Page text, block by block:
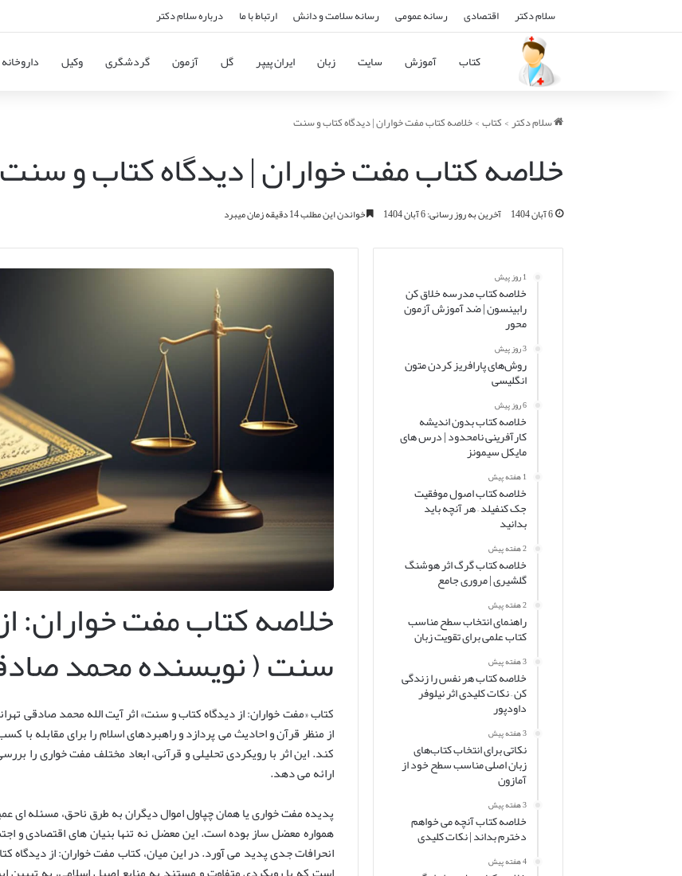
سلام دکتر اقتصادی رسانه عمومی رسانه سلامت و دانش ارتباط با ما درباره سلام دکتر
کتاب آموزش سایت زبان ایران پیپر گل آزمون گردشگری وکیل داروخانه
سلام دکتر>کتاب>خلاصه کتاب مفت خواران | دیدگاه کتاب و سنت
خلاصه کتاب مفت خواران | دیدگاه کتاب و سنت
6 آبان 1404 آخرین به روز رسانی: 6 آبان 1404 خواندن این مطلب 14 دقیقه زمان میبرد
خلاصه کتاب مفت خواران:
سنت ( نویسنده محمد
کتاب «مفت خواران: از دیدگاه کتاب و سنت» اثر آیت الله محمد صادقی
از منظر قرآن و احادیث می پردازد و راهبردهای اسلام را برای مقابله
کند. این اثر با رویکردی تحلیلی و قرآنی، ابعاد مختلف مفت خواری را
ارائه می دهد.
پدیده مفت خواری یا همان چپاول اموال دیگران به طرق ناحق، مسئله ای
همواره معضل ساز بوده است. این معضل نه تنها بنیان های اقتصادی و
انحرافات جدی پدید می آورد. در این میان، کتاب مفت خواران: از
1 روز پیش
خلاصه کتاب مدرسه خلاق کن
رابینسون | ضد آموزش آزمون
محور
3 روز پیش
روش‌های پارافریز کردن متون
انگلیسی
6 روز پیش
خلاصه کتاب بدون اندیشه
کارآفرینی نامحدود | درس های
مایکل سیمونز
1 هفته پیش
خلاصه کتاب اصول موفقیت
جک کنفیلد – هر آنچه باید
بدانید
2 هفته پیش
خلاصه کتاب گرگ اثر هوشنگ
گلشیری | مروری جامع
2 هفته پیش
راهنمای انتخاب سطح مناسب
کتاب علمی برای تقویت زبان
3 هفته پیش
خلاصه کتاب هر نفس را زندگی
کن – نکات کلیدی اثر نیلوفر
داودپور
3 هفته پیش
نکاتی برای انتخاب کتاب‌های
زبان اصلی مناسب سطح خود از
آمازون
3 هفته پیش
خلاصه کتاب آنچه می خواهم
دخترم بداند | نکات کلیدی
4 هفته پیش